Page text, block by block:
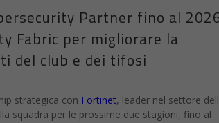
del club e dei tifosi
strategica con Fortinet , leader nel settore della